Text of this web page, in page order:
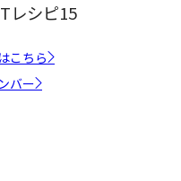
レシピ15
こちら
バー